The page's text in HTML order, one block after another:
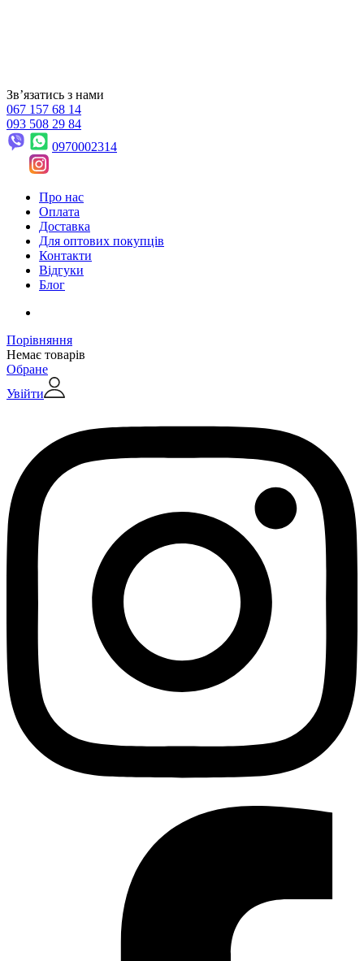
Звʼязатись з нами
067 157 68 14
093 508 29 84
0970002314
Про нас
Оплата
Доставка
Для оптових покупців
Контакти
Відгуки
Блог
Порівняння
Немає товарів
Обране
Увійти